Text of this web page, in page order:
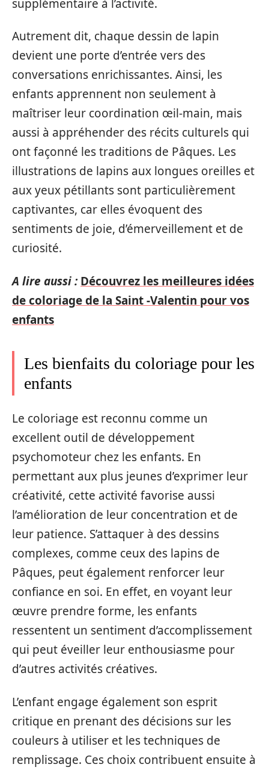
supplémentaire à l’activité.
Autrement dit, chaque dessin de lapin
devient une porte d’entrée vers des
conversations enrichissantes. Ainsi, les
enfants apprennent non seulement à
maîtriser leur coordination œil-main, mais
aussi à appréhender des récits culturels qui
ont façonné les traditions de Pâques. Les
illustrations de lapins aux longues oreilles et
aux yeux pétillants sont particulièrement
captivantes, car elles évoquent des
sentiments de joie, d’émerveillement et de
curiosité.
A lire aussi : Découvrez les meilleures idées
de coloriage de la Saint -Valentin pour vos
enfants
Les bienfaits du coloriage pour les
enfants
Le coloriage est reconnu comme un
excellent outil de développement
psychomoteur chez les enfants. En
permettant aux plus jeunes d’exprimer leur
créativité, cette activité favorise aussi
l’amélioration de leur concentration et de
leur patience. S’attaquer à des dessins
complexes, comme ceux des lapins de
Pâques, peut également renforcer leur
confiance en soi. En effet, en voyant leur
œuvre prendre forme, les enfants
ressentent un sentiment d’accomplissement
qui peut éveiller leur enthousiasme pour
d’autres activités créatives.
L’enfant engage également son esprit
critique en prenant des décisions sur les
couleurs à utiliser et les techniques de
remplissage. Ces choix contribuent ensuite à